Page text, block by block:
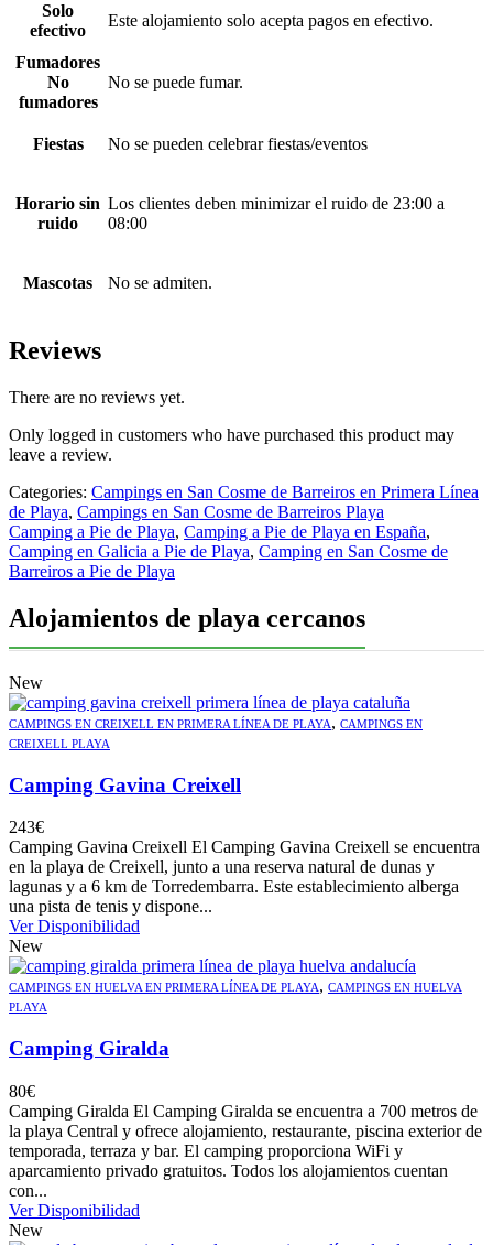
Solo
efectivo
Este alojamiento solo acepta pagos en efectivo.
Fumadores
No
fumadores
No se puede fumar.
Fiestas No se pueden celebrar fiestas/eventos
Horario sin
ruido
Los clientes deben minimizar el ruido de 23:00 a
08:00
Mascotas No se admiten.
Reviews
There are no reviews yet.
Only logged in customers who have purchased this product may
leave a review.
Categories: Campings en San Cosme de Barreiros en Primera Línea
de Playa, Campings en San Cosme de Barreiros Playa
Camping a Pie de Playa, Camping a Pie de Playa en España,
Camping en Galicia a Pie de Playa, Camping en San Cosme de
Barreiros a Pie de Playa
Alojamientos de playa cercanos
New
CAMPINGS EN CREIXELL EN PRIMERA LÍNEA DE PLAYA, CAMPINGS EN
CREIXELL PLAYA
Camping Gavina Creixell
243€
Camping Gavina Creixell El Camping Gavina Creixell se encuentra
en la playa de Creixell, junto a una reserva natural de dunas y
lagunas y a 6 km de Torredembarra. Este establecimiento alberga
una pista de tenis y dispone...
Ver Disponibilidad
New
CAMPINGS EN HUELVA EN PRIMERA LÍNEA DE PLAYA, CAMPINGS EN HUELVA
PLAYA
Camping Giralda
80€
Camping Giralda El Camping Giralda se encuentra a 700 metros de
la playa Central y ofrece alojamiento, restaurante, piscina exterior de
temporada, terraza y bar. El camping proporciona WiFi y
aparcamiento privado gratuitos. Todos los alojamientos cuentan
con...
Ver Disponibilidad
New